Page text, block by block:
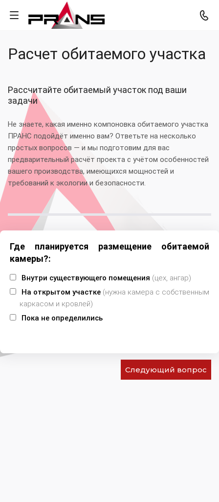
Расчет обитаемого участка
Рассчитайте обитаемый участок под ваши
задачи
Не знаете, какая именно компоновка обитаемого участка
ПРАНС подойдёт именно вам? Ответьте на несколько
простых вопросов — и мы подготовим для вас
предварительный расчёт проекта с учётом особенностей
вашего производства, имеющихся мощностей и
требований к экологии и безопасности.
Где планируется размещение обитаемой
камеры?:
Внутри существующего помещения (цех, ангар)
На открытом участке (нужна камера с собственным
каркасом и кровлей)
Пока не определились
Следующий вопрос